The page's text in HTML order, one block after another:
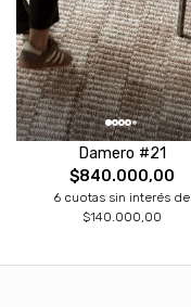
Damero #21
$840.000,00
6 cuotas sin interés de
$140.000,00